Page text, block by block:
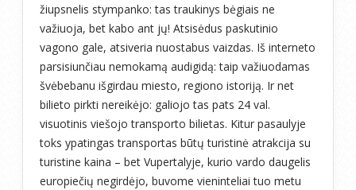
žiupsnelis stympanko: tas traukinys bėgiais ne
važiuoja, bet kabo ant jų! Atsisėdus paskutinio
vagono gale, atsiveria nuostabus vaizdas. Iš interneto
parsisiunčiau nemokamą audigidą: taip važiuodamas
švėbebanu išgirdau miesto, regiono istoriją. Ir net
bilieto pirkti nereikėjo: galiojo tas pats 24 val.
visuotinis viešojo transporto bilietas. Kitur pasaulyje
toks ypatingas transportas būtų turistinė atrakcija su
turistine kaina – bet Vupertalyje, kurio vardo daugelis
europiečių negirdėjo, buvome vieninteliai tuo metu